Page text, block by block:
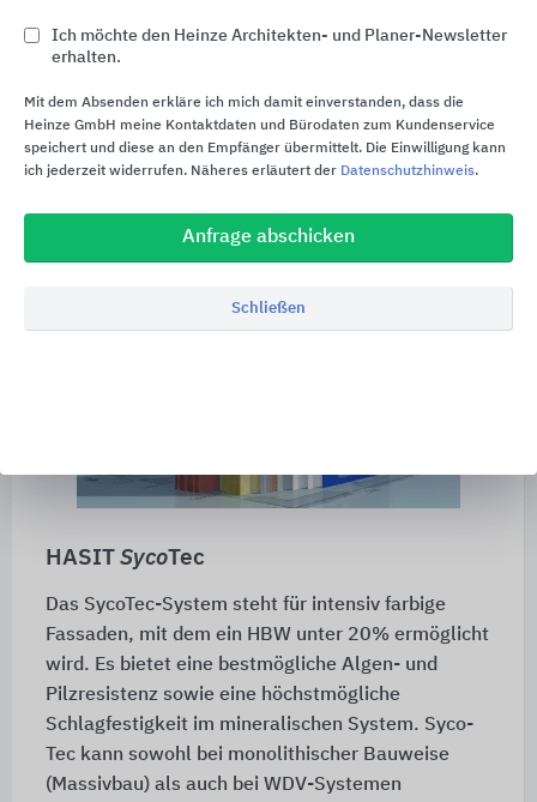
versehen, der aus mehreren Schichten besteht.
Bei einem WDVS handelt es sich aufeinander
technisch zugelassenes Systembauteil eines
Herstellers.
HASIT SycoTec
Das SycoTec-System steht für intensiv farbige
Fassaden, mit dem ein HBW unter 20% ermöglicht
wird. Es bietet eine bestmögliche Algen- und
Pilzresistenz sowie eine höchstmögliche
Schlagfestigkeit im mineralischen System. Syco-
Tec kann sowohl bei monolithischer Bauweise
(Massivbau) als auch bei WDV-Systemen
Ich möchte den Heinze Architekten- und Planer-Newsletter
erhalten.
Mit dem Absenden erkläre ich mich damit einverstanden, dass die
Heinze GmbH meine Kontaktdaten und Bürodaten zum Kundenservice
speichert und diese an den Empfänger übermittelt. Die Einwilligung kann
ich jederzeit widerrufen. Näheres erläutert der Datenschutzhinweis.
Anfrage abschicken
Schließen